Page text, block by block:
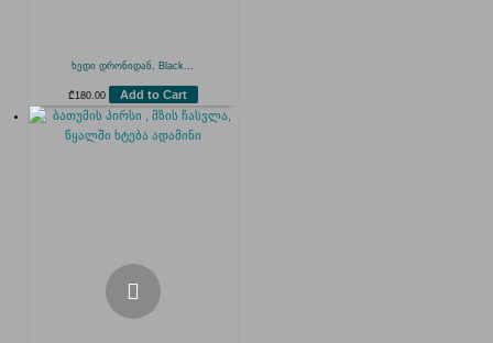
ხედი დრონიდან, Black...
₾ 180.00 Add to Cart